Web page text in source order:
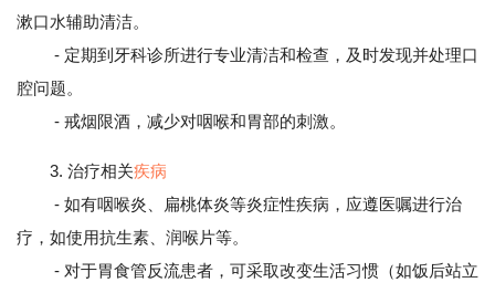
漱口水辅助清洁。
- 定期到牙科诊所进行专业清洁和检查，及时发现并处理口
腔问题。
- 戒烟限酒，减少对咽喉和胃部的刺激。
3. 治疗相关疾病
- 如有咽喉炎、扁桃体炎等炎症性疾病，应遵医嘱进行治
疗，如使用抗生素、润喉片等。
- 对于胃食管反流患者，可采取改变生活习惯（如饭后站立